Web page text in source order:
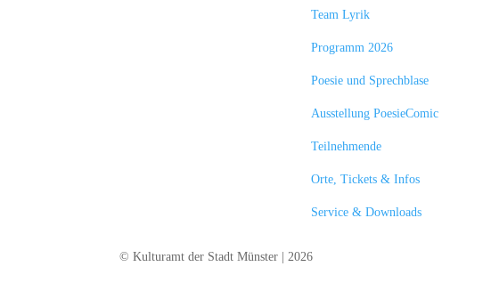
Team Lyrik
Programm 2026
Poesie und Sprechblase
Ausstellung PoesieComic
Teilnehmende
Orte, Tickets & Infos
Service & Downloads
© Kulturamt der Stadt Münster | 2026